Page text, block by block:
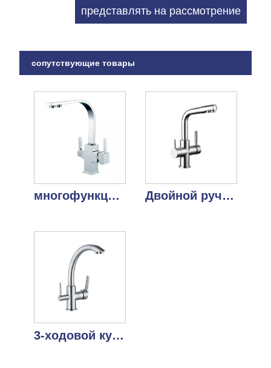
сопутствующие товары
многофункциональный фильтр для воды, трехходовой кухонный кран Двойной ручка здоровая RO 3 way кухонный кран
3-ходовой кухонный кран для питьевой воды